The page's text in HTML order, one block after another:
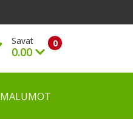
0
Savat
0.00
MALUMOT